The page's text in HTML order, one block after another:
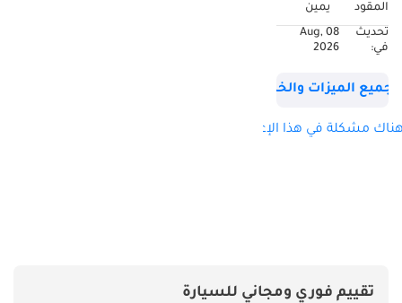
المقود
يمين
تحديث
في:
08 Aug,
2026
جميع الميزات والخصائص
مشكلة في هذا الإعلان؟
تقييم فوري ومجاني للسيارة